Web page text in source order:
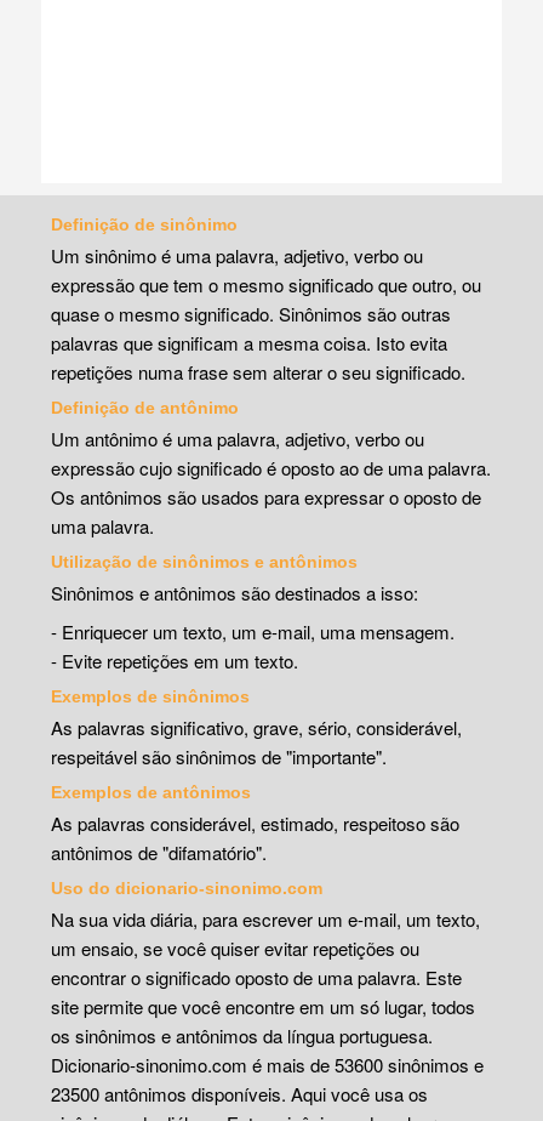
Definição de sinônimo
Um sinônimo é uma palavra, adjetivo, verbo ou
expressão que tem o mesmo significado que outro, ou
quase o mesmo significado. Sinônimos são outras
palavras que significam a mesma coisa. Isto evita
repetições numa frase sem alterar o seu significado.
Definição de antônimo
Um antônimo é uma palavra, adjetivo, verbo ou
expressão cujo significado é oposto ao de uma palavra.
Os antônimos são usados para expressar o oposto de
uma palavra.
Utilização de sinônimos e antônimos
Sinônimos e antônimos são destinados a isso:
- Enriquecer um texto, um e-mail, uma mensagem.
- Evite repetições em um texto.
Exemplos de sinônimos
As palavras significativo, grave, sério, considerável,
respeitável são sinônimos de "importante".
Exemplos de antônimos
As palavras considerável, estimado, respeitoso são
antônimos de "difamatório".
Uso do dicionario-sinonimo.com
Na sua vida diária, para escrever um e-mail, um texto,
um ensaio, se você quiser evitar repetições ou
encontrar o significado oposto de uma palavra. Este
site permite que você encontre em um só lugar, todos
os sinônimos e antônimos da língua portuguesa.
Dicionario-sinonimo.com é mais de 53600 sinônimos e
23500 antônimos disponíveis. Aqui você usa os